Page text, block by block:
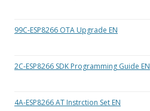
99C-ESP8266 OTA Upgrade EN
2C-ESP8266 SDK Programming Guide EN
4A-ESP8266 AT Instrction Set EN